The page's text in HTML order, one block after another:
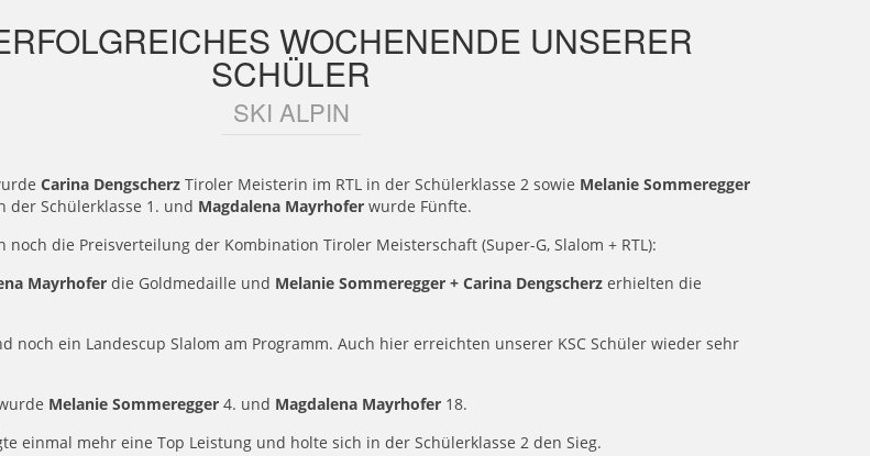
WOCHENENDE UNSERER
SCHÜLER
SKI ALPIN
Carina Dengscherz Tiroler Meisterin im RTL in der Schülerklasse 2 sowie Melanie Sommeregger
der Schülerklasse 1. und Magdalena Mayrhofer wurde Fünfte.
noch die Preisverteilung der Kombination Tiroler Meisterschaft (Super-G, Slalom + RTL):
Mayrhoferdie Goldmedaille und Melanie Sommeregger + Carina Dengscherzerhielten die
noch ein Landescup Slalom am Programm. Auch hier erreichten unserer KSC Schüler wieder sehr
Melanie Sommeregger 4. und Magdalena Mayrhofer 18.
einmal mehr eine Top Leistung und holte sich in der Schülerklasse 2 den Sieg.